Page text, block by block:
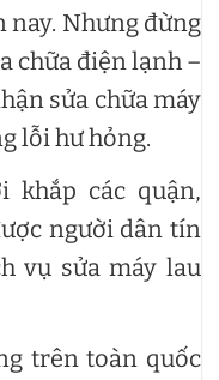
Nhưng đừng
chữa điện lạnh –
sửa chữa máy
lỗi hư hỏng.
khắp các quận,
người dân tín
vụ sửa máy lau
trên toàn quốc